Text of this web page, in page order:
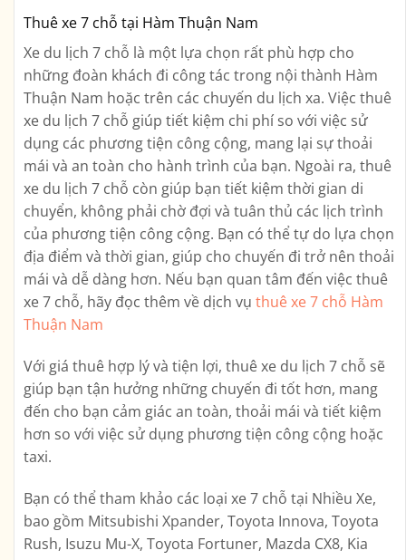
Thuê xe 7 chỗ tại Hàm Thuận Nam
Xe du lịch 7 chỗ là một lựa chọn rất phù hợp cho
những đoàn khách đi công tác trong nội thành Hàm
Thuận Nam hoặc trên các chuyến du lịch xa. Việc thuê
xe du lịch 7 chỗ giúp tiết kiệm chi phí so với việc sử
dụng các phương tiện công cộng, mang lại sự thoải
mái và an toàn cho hành trình của bạn. Ngoài ra, thuê
xe du lịch 7 chỗ còn giúp bạn tiết kiệm thời gian di
chuyển, không phải chờ đợi và tuân thủ các lịch trình
của phương tiện công cộng. Bạn có thể tự do lựa chọn
địa điểm và thời gian, giúp cho chuyến đi trở nên thoải
mái và dễ dàng hơn. Nếu bạn quan tâm đến việc thuê
xe 7 chỗ, hãy đọc thêm về dịch vụ thuê xe 7 chỗ Hàm
Thuận Nam
Với giá thuê hợp lý và tiện lợi, thuê xe du lịch 7 chỗ sẽ
giúp bạn tận hưởng những chuyến đi tốt hơn, mang
đến cho bạn cảm giác an toàn, thoải mái và tiết kiệm
hơn so với việc sử dụng phương tiện công cộng hoặc
taxi.
Bạn có thể tham khảo các loại xe 7 chỗ tại Nhiều Xe,
bao gồm Mitsubishi Xpander, Toyota Innova, Toyota
Rush, Isuzu Mu-X, Toyota Fortuner, Mazda CX8, Kia